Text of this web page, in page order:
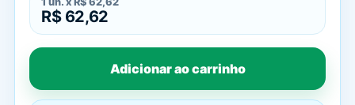
R$ 62,62
Adicionar ao carrinho